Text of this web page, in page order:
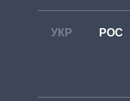
УКР РОС